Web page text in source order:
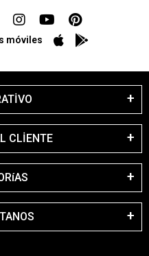
móviles
CLİENTE